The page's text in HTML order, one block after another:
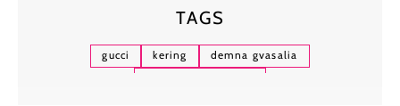
TAGS
gucci kering
demna gvasalia